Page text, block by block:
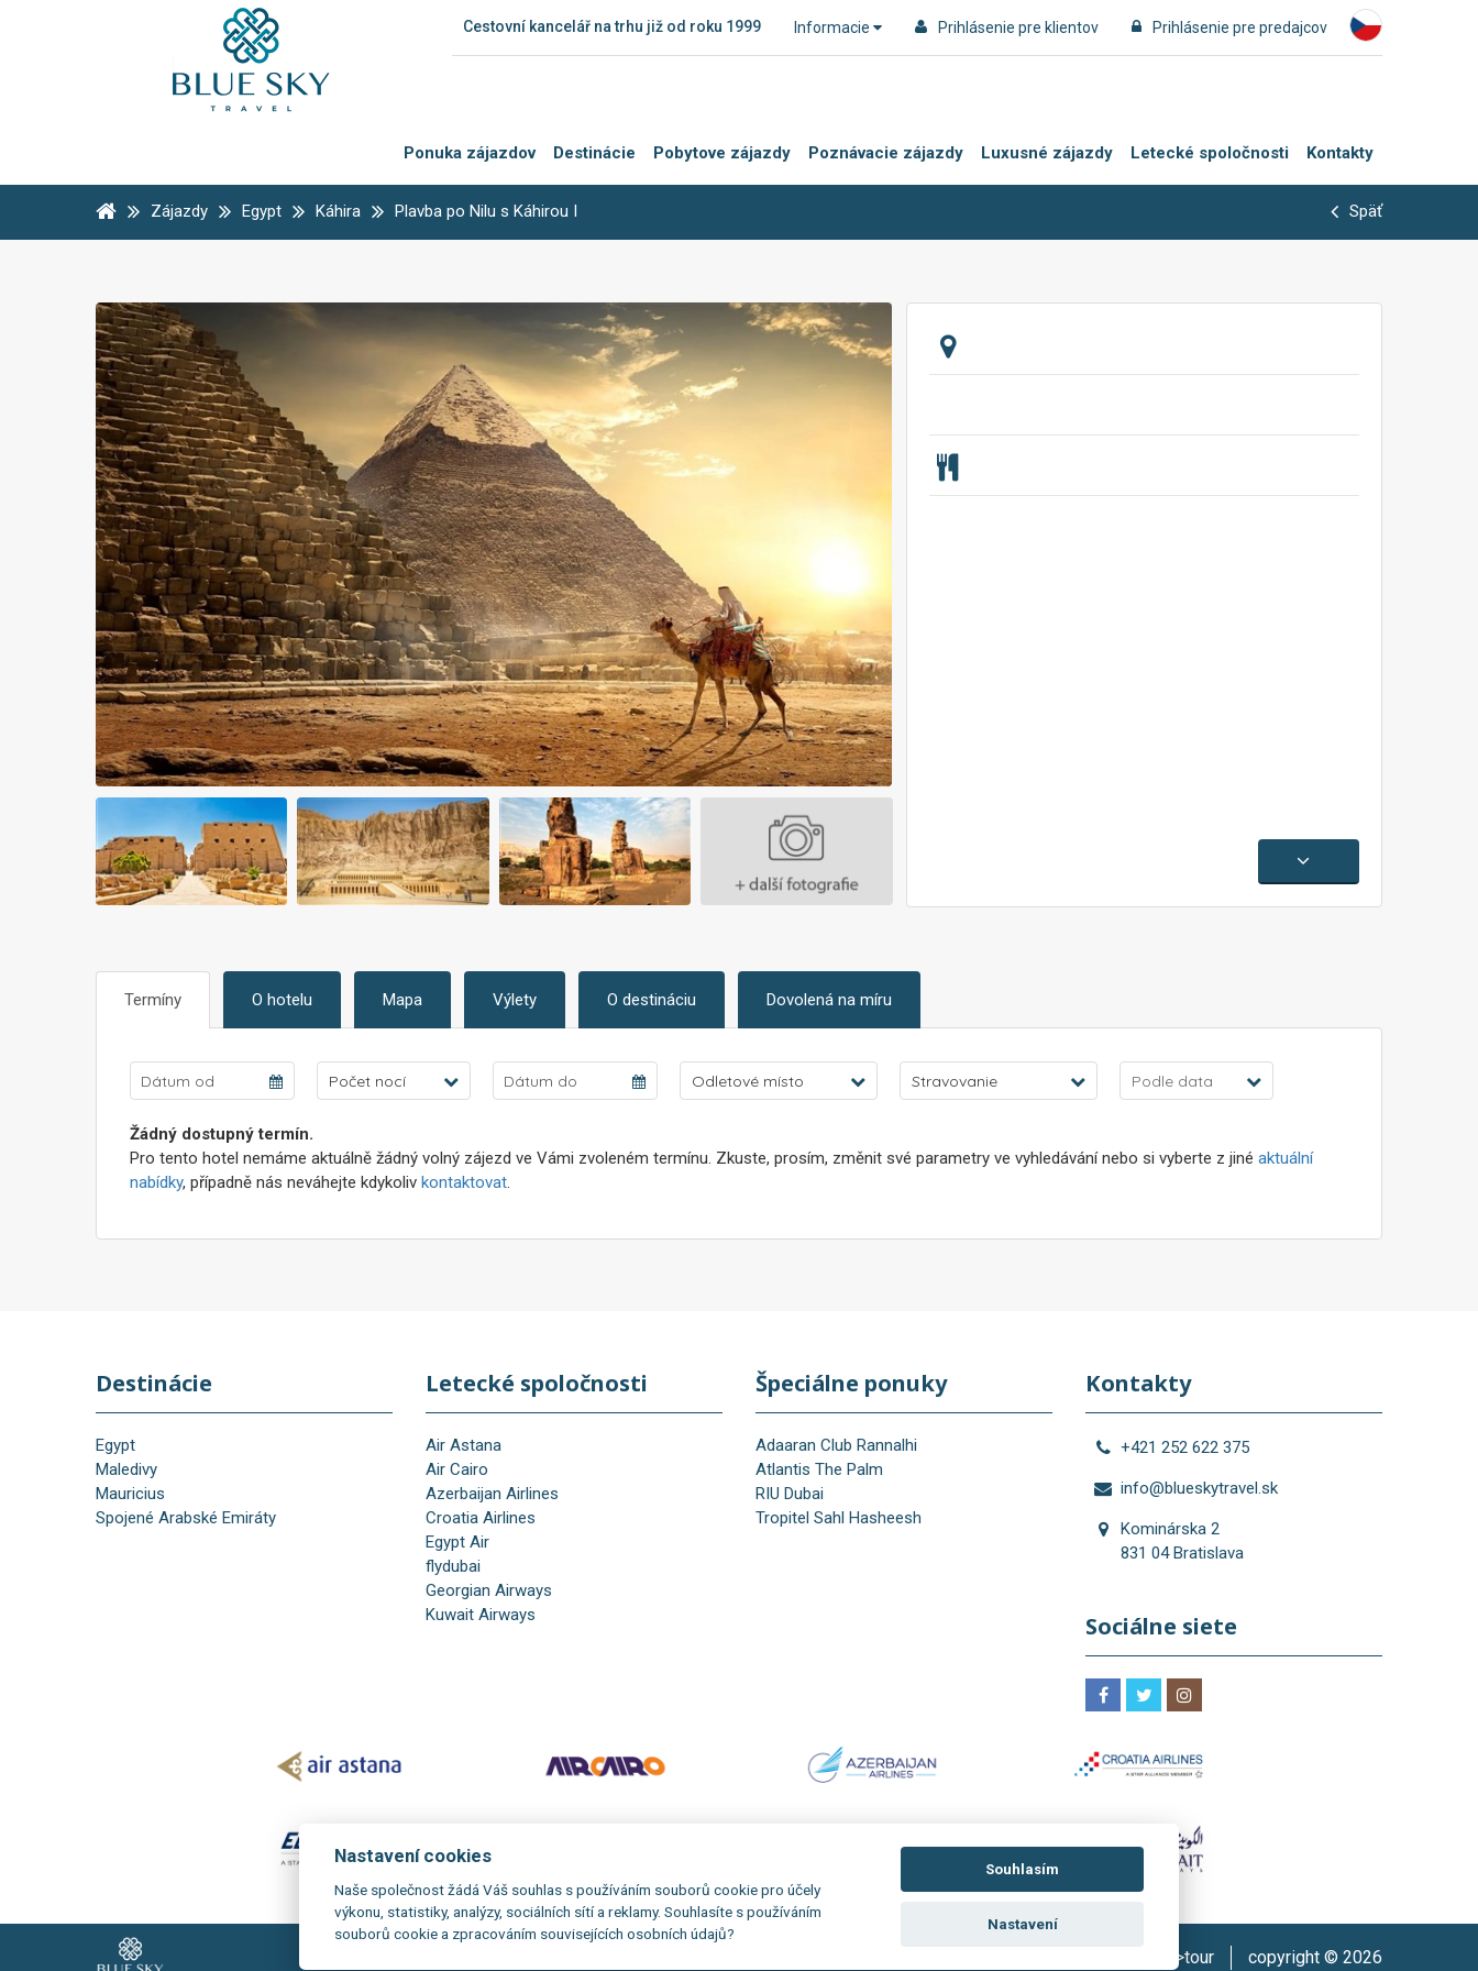
Cestovní kancelář na trhu již od roku 1999 Informacie Prihlásenie pre klientov Prihlásenie pre predajcov
Ponuka zájazdov Destinácie Pobytove zájazdy Poznávacie zájazdy Luxusné zájazdy Letecké spoločnosti Kontakty
Zájazdy Egypt Káhira Plavba po Nilu s Káhirou I Späť
Termíny O hotelu Mapa Výlety O destináciu Dovolená na míru
Počet nocí Odletové místo Stravovanie Podle data
Žádný dostupný termín.
Pro tento hotel nemáme aktuálně žádný volný zájezd ve Vámi zvoleném termínu. Zkuste, prosím, změnit své parametry ve vyhledávání nebo si vyberte z jiné aktuální
nabídky, případně nás neváhejte kdykoliv kontaktovat.
Destinácie
Egypt
Maledivy
Mauricius
Spojené Arabské Emiráty
Letecké spoločnosti
Air Astana
Air Cairo
Azerbaijan Airlines
Croatia Airlines
Egypt Air
flydubai
Georgian Airways
Kuwait Airways
Špeciálne ponuky
Adaaran Club Rannalhi
Atlantis The Palm
RIU Dubai
Tropitel Sahl Hasheesh
Kontakty
+421 252 622 375
info@blueskytravel.sk
Kominárska 2
831 04 Bratislava
Sociálne siete
copyright © 2026
is>tour
Nastavení cookies
Naše společnost žádá Váš souhlas s používáním souborů cookie pro účely
výkonu, statistiky, analýzy, sociálních sítí a reklamy. Souhlasíte s používáním
souborů cookie a zpracováním souvisejících osobních údajů?
Souhlasím
Nastavení